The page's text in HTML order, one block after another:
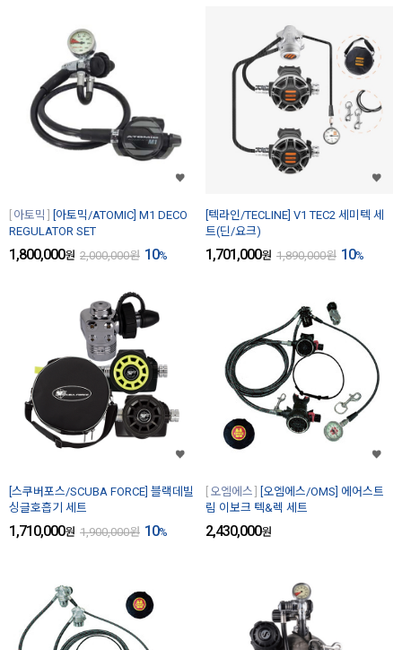
아토믹
[아토믹/ATOMIC] M1 DECO
REGULATOR SET
1,800,000원 2,000,000원 10%
[텍라인/TECLINE] V1 TEC2 세미텍 세
트(딘/요크)
1,701,000원 1,890,000원 10%
[스쿠버포스/SCUBA FORCE] 블랙데빌
싱글호흡기 세트
1,710,000원 1,900,000원 10%
오엠에스
[오엠에스/OMS] 에어스트
림 이보크 텍&렉 세트
2,430,000원